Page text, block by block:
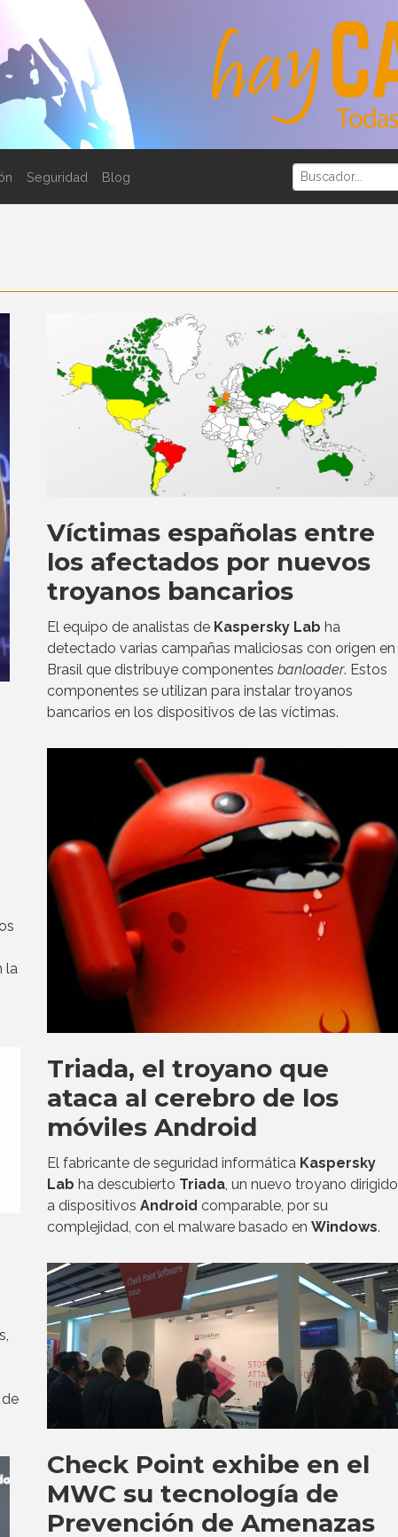
Seguridad Blog
la
de
Víctimas españolas entre
los afectados por nuevos
troyanos bancarios
El equipo de analistas de Kaspersky Lab ha
detectado varias campañas maliciosas con origen en
Brasil que distribuye componentes banloader. Estos
componentes se utilizan para instalar troyanos
bancarios en los dispositivos de las víctimas.
Triada, el troyano que
ataca al cerebro de los
móviles Android
El fabricante de seguridad informática Kaspersky
Lab ha descubierto Triada, un nuevo troyano dirigido
a dispositivos Android comparable, por su
complejidad, con el malware basado en Windows.
Check Point exhibe en el
MWC su tecnología de
Prevención de Amenazas